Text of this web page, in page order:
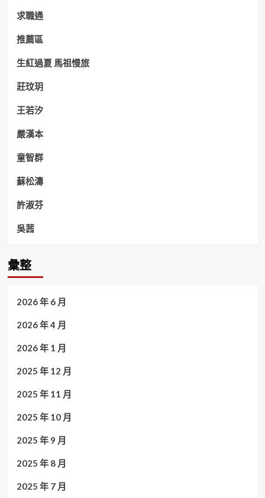
求職通
推薦區
生紅過夏 馬祖慢旅
莊玟玥
王若汐
嚴漢本
童智群
蘇松濤
許淑芬
吳茜
彙整
2026 年 6 月
2026 年 4 月
2026 年 1 月
2025 年 12 月
2025 年 11 月
2025 年 10 月
2025 年 9 月
2025 年 8 月
2025 年 7 月